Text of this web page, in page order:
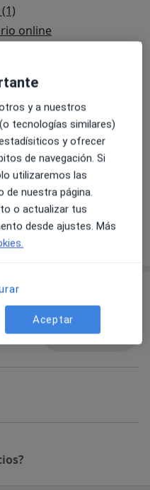
online
la experiencia
Reservar cita
y a nuestros
tecnologías similares)
y ofrecer
de navegación. Si
utilizaremos las
de nuestra página.
o actualizar tus
desde ajustes. Más
Aceptar